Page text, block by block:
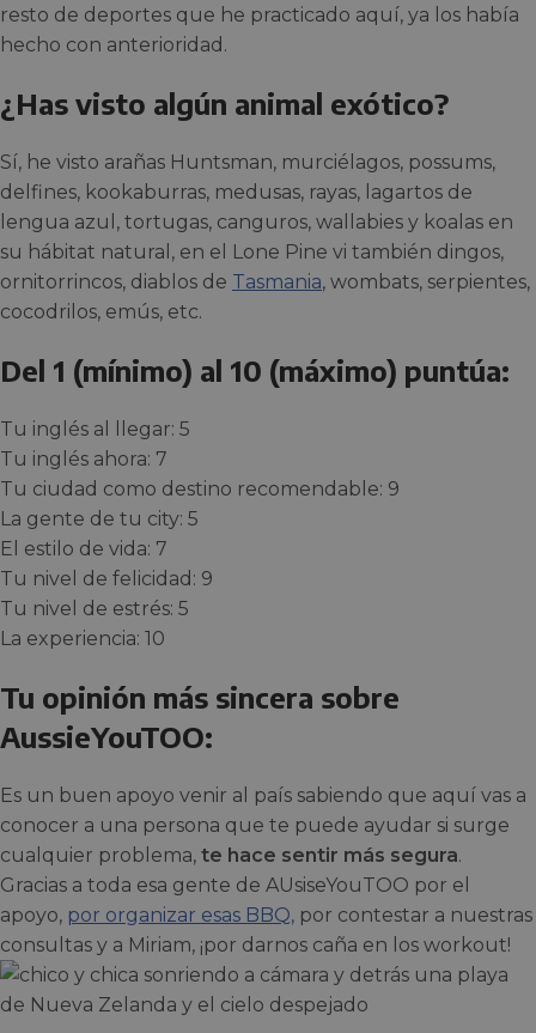
resto de deportes que he practicado aquí, ya los había
hecho con anterioridad.
¿Has visto algún animal exótico?
Sí, he visto arañas Huntsman, murciélagos, possums,
delfines, kookaburras, medusas, rayas, lagartos de
lengua azul, tortugas, canguros, wallabies y koalas en
su hábitat natural, en el Lone Pine vi también dingos,
ornitorrincos, diablos de Tasmania, wombats, serpientes,
cocodrilos, emús, etc.
Del 1 (mínimo) al 10 (máximo) puntúa:
Tu inglés al llegar: 5
Tu inglés ahora: 7
Tu ciudad como destino recomendable: 9
La gente de tu city: 5
El estilo de vida: 7
Tu nivel de felicidad: 9
Tu nivel de estrés: 5
La experiencia: 10
Tu opinión más sincera sobre
AussieYouTOO:
Es un buen apoyo venir al país sabiendo que aquí vas a
conocer a una persona que te puede ayudar si surge
cualquier problema, te hace sentir más segura.
Gracias a toda esa gente de AUsiseYouTOO por el
apoyo, por organizar esas BBQ, por contestar a nuestras
consultas y a Miriam, ¡por darnos caña en los workout!